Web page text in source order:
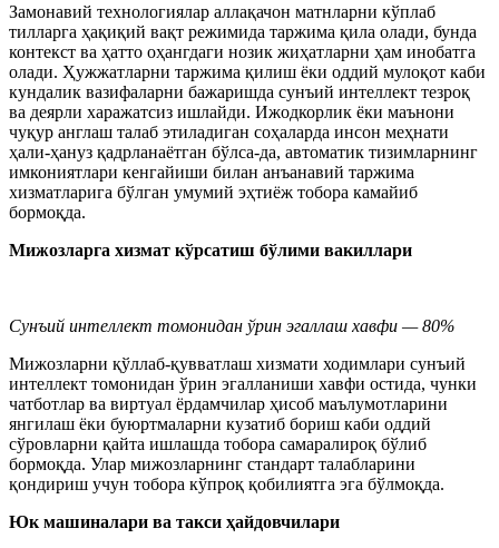
Замонавий технологиялар аллақачон матнларни кўплаб
тилларга ҳақиқий вақт режимида таржима қила олади, бунда
контекст ва ҳатто оҳангдаги нозик жиҳатларни ҳам инобатга
олади. Ҳужжатларни таржима қилиш ёки оддий мулоқот каби
кундалик вазифаларни бажаришда сунъий интеллект тезроқ
ва деярли харажатсиз ишлайди. Ижодкорлик ёки маънони
чуқур англаш талаб этиладиган соҳаларда инсон меҳнати
ҳали-ҳануз қадрланаётган бўлса-да, автоматик тизимларнинг
имкониятлари кенгайиши билан анъанавий таржима
хизматларига бўлган умумий эҳтиёж тобора камайиб
бормоқда.
Мижозларга хизмат кўрсатиш бўлими вакиллари
Сунъий интеллект томонидан ўрин эгаллаш хавфи — 80%
Мижозларни қўллаб-қувватлаш хизмати ходимлари сунъий
интеллект томонидан ўрин эгалланиши хавфи остида, чунки
чатботлар ва виртуал ёрдамчилар ҳисоб маълумотларини
янгилаш ёки буюртмаларни кузатиб бориш каби оддий
сўровларни қайта ишлашда тобора самаралироқ бўлиб
бормоқда. Улар мижозларнинг стандарт талабларини
қондириш учун тобора кўпроқ қобилиятга эга бўлмоқда.
Юк машиналари ва такси ҳайдовчилари